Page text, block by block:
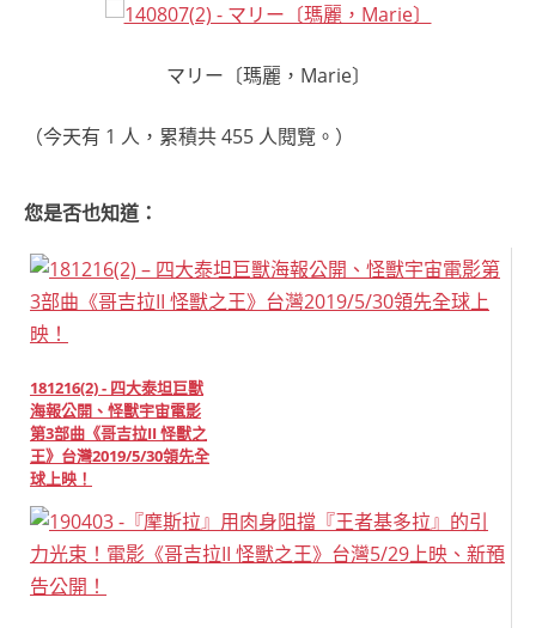
マリー〔瑪麗，Marie〕
（今天有 1 人，累積共 455 人閱覽。）
您是否也知道：
181216(2) - 四大泰坦巨獸
海報公開、怪獸宇宙電影
第3部曲《哥吉拉II 怪獸之
王》台灣2019/5/30領先全
球上映！